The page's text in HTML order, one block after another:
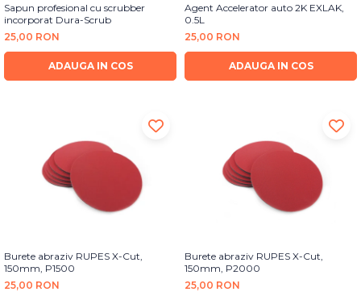
Sapun profesional cu scrubber
incorporat Dura-Scrub
25,00 RON
ADAUGA IN COS
Agent Accelerator auto 2K EXLAK,
0.5L
25,00 RON
ADAUGA IN COS
Burete abraziv RUPES X-Cut,
150mm, P1500
25,00 RON
Burete abraziv RUPES X-Cut,
150mm, P2000
25,00 RON